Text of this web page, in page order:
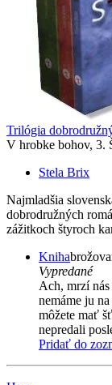
Trilógia
V hrobke bohov, 3.
Stela Brix
Najmladšia
dobrodružných
zážitkoch štyroch
Kniha
Vypredané
Ach, mrzí
nemáme ju
môžete mať
nepredali
Pridať do